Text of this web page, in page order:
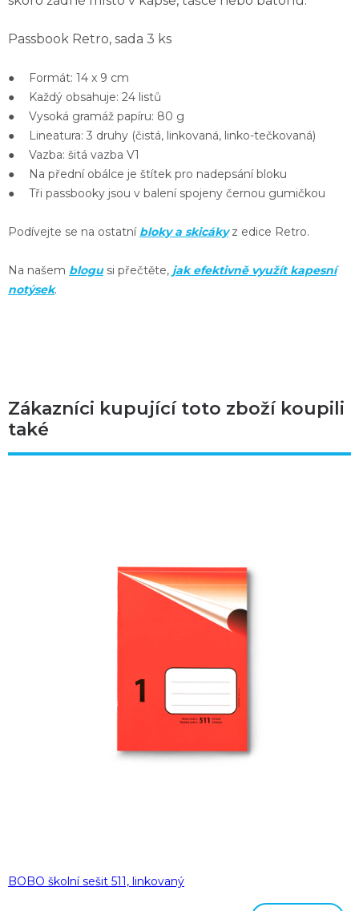
Passbook Retro, sada 3 ks
● Formát: 14 x 9 cm
● Každý obsahuje: 24 listů
● Vysoká gramáž papíru: 80 g
● Lineatura: 3 druhy (čistá, linkovaná, linko-tečkovaná)
● Vazba: šitá vazba V1
● Na přední obálce je štítek pro nadepsání bloku
● Tři passbooky jsou v balení spojeny černou gumičkou
Podívejte se na ostatní bloky a skicákyz edice Retro.
Na našem blogusi přečtěte, jak efektivně využít kapesní
notýsek.
Zákazníci kupující toto zboží koupili
také
BOBO školní sešit 511, linkovaný